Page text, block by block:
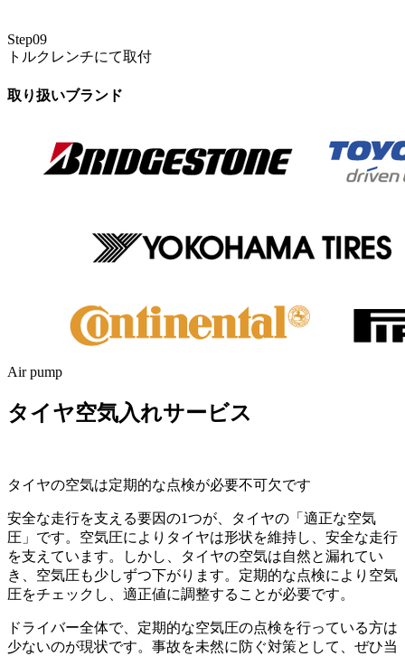
Step09
トルクレンチにて取付
取り扱いブランド
Air pump
タイヤ空気入れサービス
タイヤの空気は定期的な点検が必要不可欠です
安全な走行を支える要因の1つが、タイヤの「適正な空気
圧」です。空気圧によりタイヤは形状を維持し、安全な走行
を支えています。しかし、タイヤの空気は自然と漏れてい
き、空気圧も少しずつ下がります。定期的な点検により空気
圧をチェックし、適正値に調整することが必要です。
ドライバー全体で、定期的な空気圧の点検を行っている方は
少ないのが現状です。事故を未然に防ぐ対策として、ぜひ当